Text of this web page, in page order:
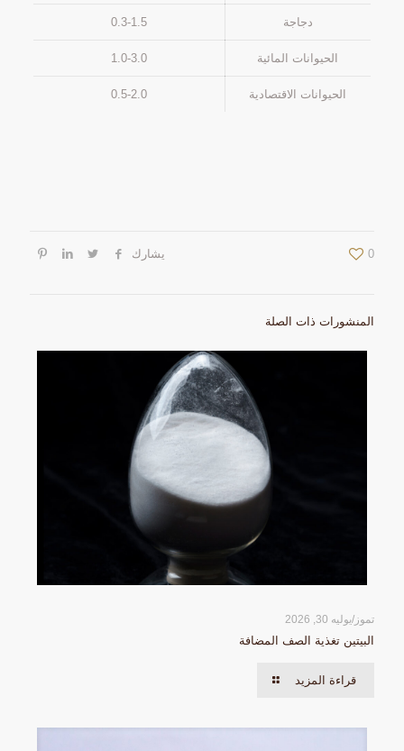
دجاجة 0.3-1.5
الحيوانات المائية 1.0-3.0
الحيوانات الاقتصادية 0.5-2.0
يشارك 0
المنشورات ذات الصلة
تموز/يوليه 30, 2026
البيتين تغذية الصف المضافة
قراءة المزيد